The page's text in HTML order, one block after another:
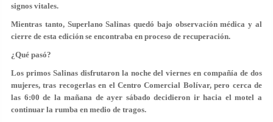
signos vitales.
Mientras tanto, Superlano Salinas quedó bajo observación médica y al
cierre de esta edición se encontraba en proceso de recuperación.
¿Qué pasó?
Los primos Salinas disfrutaron la noche del viernes en compañía de dos
mujeres, tras recogerlas en el Centro Comercial Bolívar, pero cerca de
las 6:00 de la mañana de ayer sábado decidieron ir hacia el motel a
continuar la rumba en medio de tragos.